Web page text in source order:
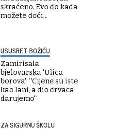
skraćeno. Evo do kada
možete doći...
USUSRET BOŽIĆU
Zamirisala
bjelovarska 'Ulica
borova': ''Cijene su iste
kao lani, a dio drvaca
darujemo''
ZA SIGURNU ŠKOLU